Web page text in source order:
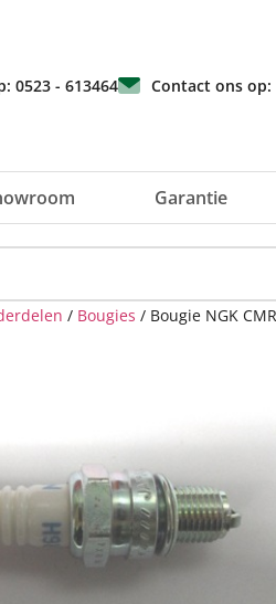
0523 - 613464 Contact ons
Garantie
/ Bougies / Bougie NGK